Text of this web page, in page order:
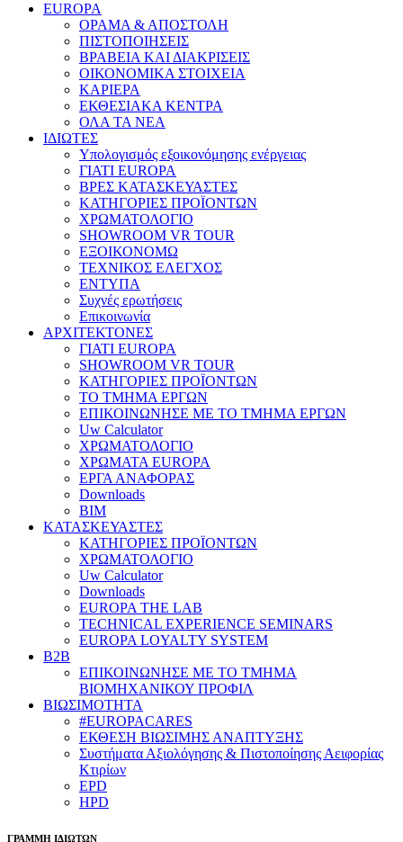
EUROPA
ΟΡΑΜΑ & ΑΠΟΣΤΟΛΗ
ΠΙΣΤΟΠΟΙΗΣΕΙΣ
ΒΡΑΒΕΙΑ ΚΑΙ ΔΙΑΚΡΙΣΕΙΣ
ΟΙΚΟΝΟΜΙΚΑ ΣΤΟΙΧΕΙΑ
ΚΑΡΙΕΡΑ
ΕΚΘΕΣΙΑΚΑ ΚΕΝΤΡΑ
ΟΛΑ ΤΑ ΝΕΑ
ΙΔΙΩΤΕΣ
Υπολογισμός εξοικονόμησης ενέργειας
ΓΙΑΤΙ EUROPA
ΒΡΕΣ ΚΑΤΑΣΚΕΥΑΣΤΕΣ
ΚΑΤΗΓΟΡΙΕΣ ΠΡΟΪΟΝΤΩΝ
ΧΡΩΜΑΤΟΛΟΓΙΟ
SHOWROOM VR TOUR
ΕΞΟΙΚΟΝΟΜΩ
ΤΕΧΝΙΚΟΣ ΕΛΕΓΧΟΣ
ΕΝΤΥΠΑ
Συχνές ερωτήσεις
Επικοινωνία
ΑΡΧΙΤΕΚΤΟΝΕΣ
ΓΙΑΤΙ EUROPA
SHOWROOM VR TOUR
ΚΑΤΗΓΟΡΙΕΣ ΠΡΟΪΟΝΤΩΝ
ΤΟ ΤΜΗΜΑ ΕΡΓΩΝ
​ΕΠΙΚΟΙΝΩΝΗΣΕ ΜΕ ΤΟ ΤΜΗΜΑ ΕΡΓΩΝ
Uw Calculator
ΧΡΩΜΑΤΟΛΟΓΙΟ
ΧΡΩΜΑΤΑ EUROPA
ΕΡΓΑ ΑΝΑΦΟΡΑΣ
Downloads
BIM
ΚΑΤΑΣΚΕΥΑΣΤΕΣ
ΚΑΤΗΓΟΡΙΕΣ ΠΡΟΪΟΝΤΩΝ
ΧΡΩΜΑΤΟΛΟΓΙΟ
Uw Calculator
Downloads
EUROPA THE LAB
TECHNICAL EXPERIENCE SEMINARS
EUROPA LOYALTY SYSTEM
B2B
​ΕΠΙΚΟΙΝΩΝΗΣΕ ΜΕ ΤΟ ΤΜΗΜΑ
ΒΙΟΜΗΧΑΝΙΚΟΥ ​ΠΡΟΦΙΛ
ΒΙΩΣΙΜΟΤΗΤΑ
#EUROPACARES
ΕΚΘΕΣΗ ΒΙΩΣΙΜΗΣ ΑΝΑΠΤΥΞΗΣ
Συστήματα Αξιολόγησης & Πιστοποίησης Αειφορίας
Κτιρίων
EPD
HPD
ΓΡΑΜΜΗ ΙΔΙΩΤΩΝ